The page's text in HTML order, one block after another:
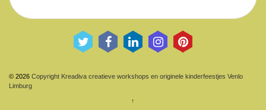
© 2026 Copyright Kreadiva creatieve workshops en originele kinderfeestjes Venlo
Limburg
↑